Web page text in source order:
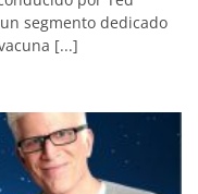
segmento dedicado
[...]